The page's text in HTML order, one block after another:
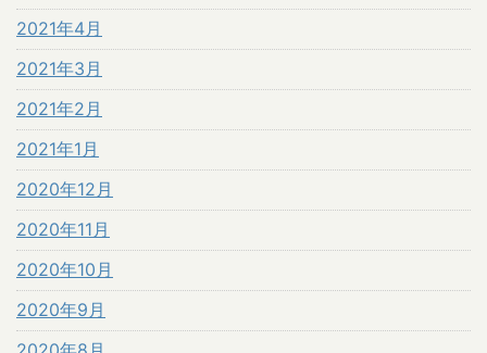
2021年4月
2021年3月
2021年2月
2021年1月
2020年12月
2020年11月
2020年10月
2020年9月